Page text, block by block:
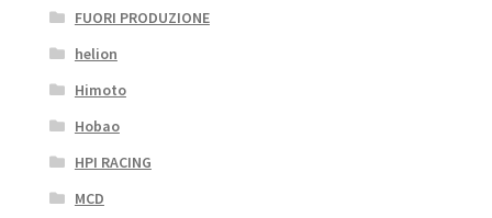
FUORI PRODUZIONE
helion
Himoto
Hobao
HPI RACING
MCD